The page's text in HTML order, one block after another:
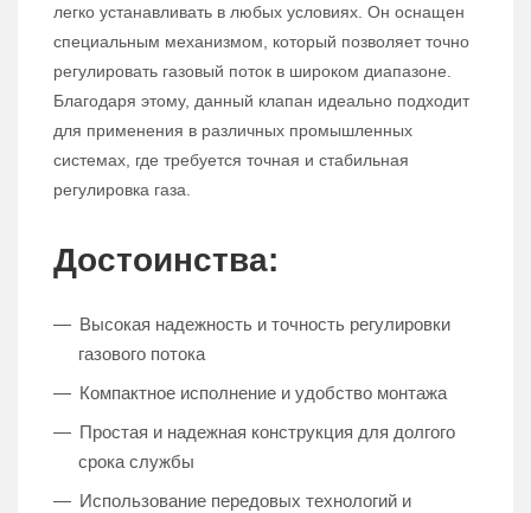
легко устанавливать в любых условиях. Он оснащен
специальным механизмом, который позволяет точно
регулировать газовый поток в широком диапазоне.
Благодаря этому, данный клапан идеально подходит
для применения в различных промышленных
системах, где требуется точная и стабильная
регулировка газа.
Достоинства:
Высокая надежность и точность регулировки
газового потока
Компактное исполнение и удобство монтажа
Простая и надежная конструкция для долгого
срока службы
Использование передовых технологий и